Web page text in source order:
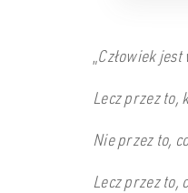
Człowiek
Lecz przez to,
Nie przez to,
Lecz przez to,